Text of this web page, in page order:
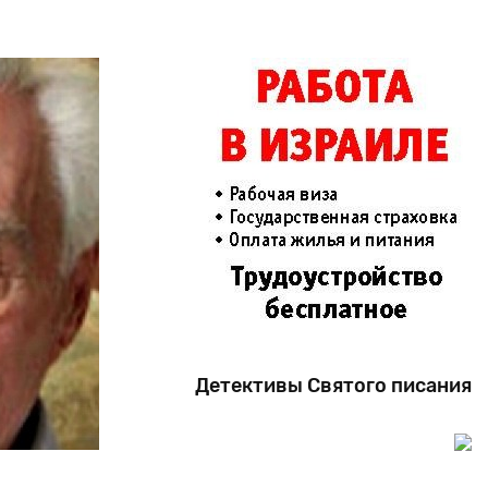
Детективы Святого писания